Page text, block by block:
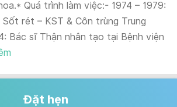
Quá trình làm việc:- 1974 – 1979:
rét – KST & Côn trùng Trung
Bác sĩ Thận nhân tạo tại Bệnh viện
Đặt hẹn